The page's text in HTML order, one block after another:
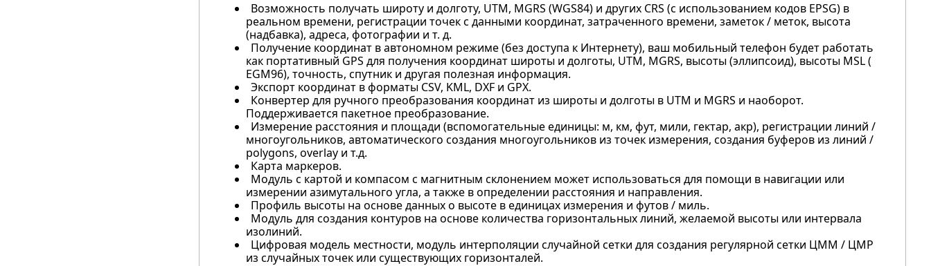
Возможность получать широту и долготу, UTM, MGRS (WGS84) и других CRS (с использованием кодов EPSG) в
реальном времени, регистрации точек с данными координат, затраченного времени, заметок / меток, высота
(надбавка), адреса, фотографии и т. д.
Получение координат в автономном режиме (без доступа к Интернету), ваш мобильный телефон будет работать
как портативный GPS для получения координат широты и долготы, UTM, MGRS, высоты (эллипсоид), высоты MSL (
EGM96), точность, спутник и другая полезная информация.
Экспорт координат в форматы CSV, KML, DXF и GPX.
Конвертер для ручного преобразования координат из широты и долготы в UTM и MGRS и наоборот.
Поддерживается пакетное преобразование.
Измерение расстояния и площади (вспомогательные единицы: м, км, фут, мили, гектар, акр), регистрации линий /
многоугольников, автоматического создания многоугольников из точек измерения, создания буферов из линий /
polygons, overlay и т.д.
Карта маркеров.
Модуль с картой и компасом с магнитным склонением может использоваться для помощи в навигации или
измерении азимутального угла, а также в определении расстояния и направления.
Профиль высоты на основе данных о высоте в единицах измерения и футов / миль.
Модуль для создания контуров на основе количества горизонтальных линий, желаемой высоты или интервала
изолиний.
Цифровая модель местности, модуль интерполяции случайной сетки для создания регулярной сетки ЦММ / ЦМР
из случайных точек или существующих горизонталей.